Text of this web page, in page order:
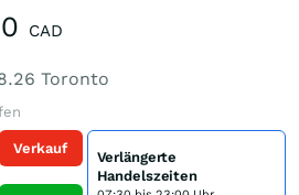
CAD
Toronto
Verkauf
Verlängerte
Handelszeiten